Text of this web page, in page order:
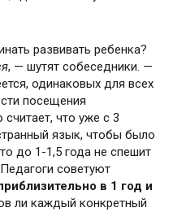
развивать ребенка?
, — шутят собеседники. —
одинаковых для всех
посещения
что уже с 3
язык, чтобы было
до 1-1,5 года не спешит
советуют
в 1 год и
ли каждый конкретный